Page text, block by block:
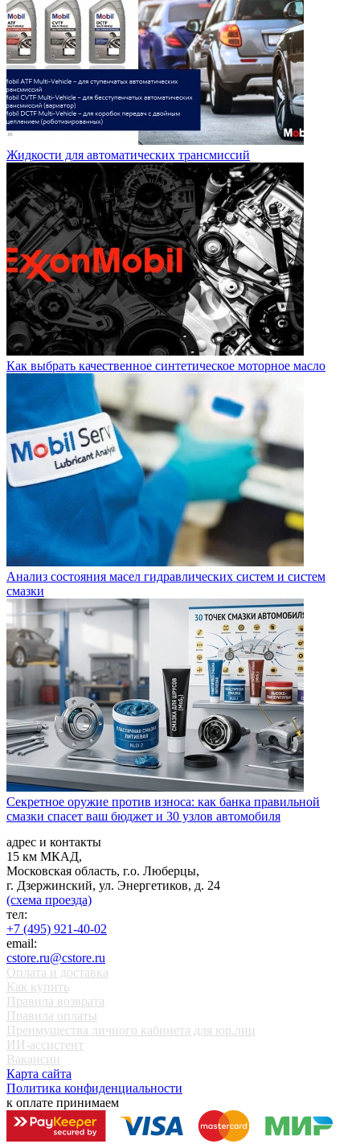
Жидкости для автоматических трансмиссий
Как выбрать качественное синтетическое моторное масло
Анализ состояния масел гидравлических систем и систем
смазки
Секретное оружие против износа: как банка правильной
смазки спасет ваш бюджет и 30 узлов автомобиля
адрес и контакты
15 км МКАД,
Московская область, г.о. Люберцы,
г. Дзержинский, ул. Энергетиков, д. 24
(схема проезда)
тел:
+7 (495) 921-40-02
email:
cstore.ru@cstore.ru
Оплата и доставка
Как купить
Правила возврата
Правила оплаты
Преимущества личного кабинета для юр.лиц
ИИ-ассистент
Вакансии
Карта сайта
Политика конфиденциальности
к оплате принимаем